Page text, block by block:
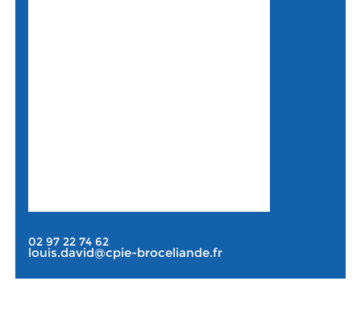
02 97 22 74 62
louis.david@cpie-broceliande.fr